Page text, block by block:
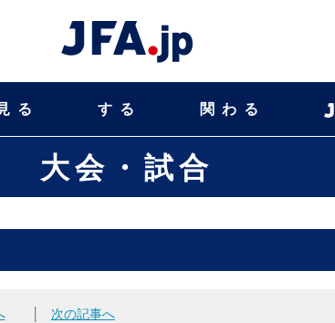
る する 関わる
大会・試合
次の記事へ